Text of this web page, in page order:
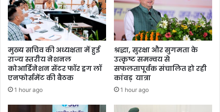
मुख्य सचिव की अध्यक्षता में हुई
राज्य स्तरीय नेशनल
कोआर्डिनेशन सेंटर फॉर ड्रग लॉ
एनफोर्समेंट की बैठक
1 hour ago
श्रद्धा, सुरक्षा और सुगमता के
उत्कृष्ट समन्वय से
सफलतापूर्वक संचालित हो रही
कांवड़ यात्रा
1 hour ago